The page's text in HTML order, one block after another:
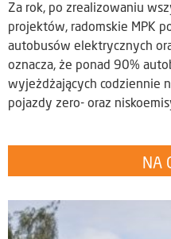
Za rok, po zrealizowaniu
projektów, radomskie MPK
autobusów elektrycznych
oznacza, że ponad 90%
wyjeżdżających codziennie
pojazdy zero- oraz
NA